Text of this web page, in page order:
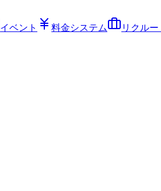
イベント 料金システム リクルー